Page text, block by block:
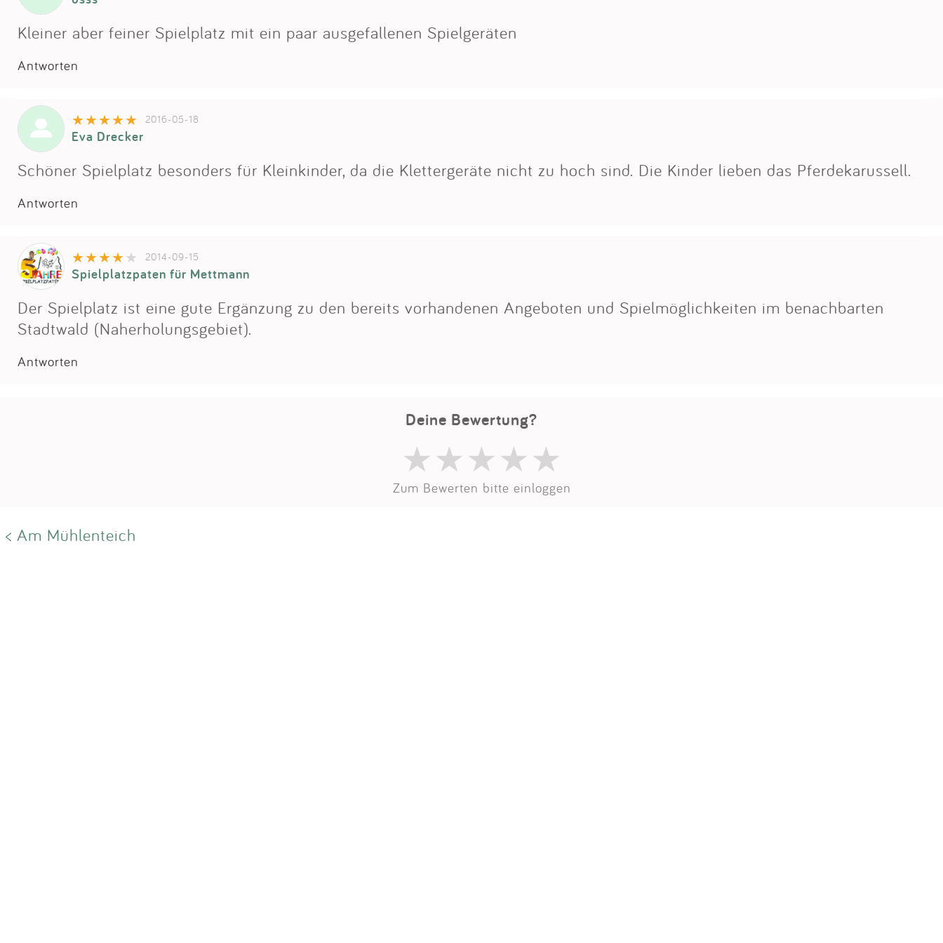
Kleiner aber feiner Spielplatz mit ein paar ausgefallenen Spielgeräten
Antworten
2016-05-18
Eva Drecker
Schöner Spielplatz besonders für Kleinkinder, da die Klettergeräte nicht zu hoch sind. Die Kinder lieben das Pferdekarussell.
Antworten
2014-09-15
Spielplatzpaten für Mettmann
Der Spielplatz ist eine gute Ergänzung zu den bereits vorhandenen Angeboten und Spielmöglichkeiten im benachbarten
Stadtwald (Naherholungsgebiet).
Antworten
Deine Bewertung?
Zum Bewerten bitte einloggen
< Am Mühlenteich